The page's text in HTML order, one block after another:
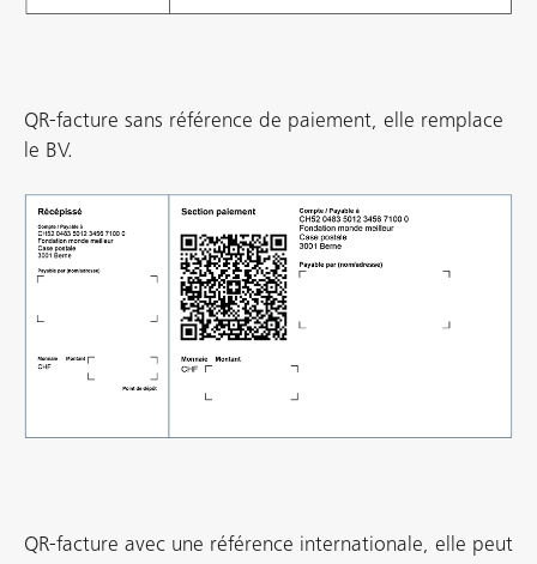
QR-facture sans référence de paiement, elle remplace
le BV.
QR-facture avec une référence internationale, elle peut